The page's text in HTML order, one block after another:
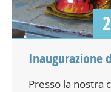
Inaugurazione
Presso la nostra